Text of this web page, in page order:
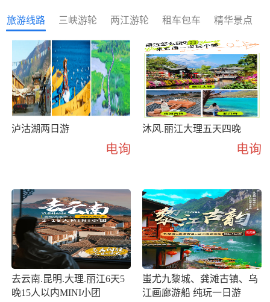
旅游线路 三峡游轮 两江游轮 租车包车 精华景点
泸沽湖两日游
电询
沐风.丽江大理五天四晚
电询
去云南.昆明.大理.丽江6天5
晚15人以内MINI小团
蚩尤九黎城、龚滩古镇、乌
江画廊游船 纯玩一日游